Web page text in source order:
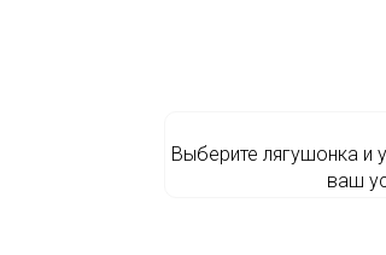
Выберите лягушонка и
ваш